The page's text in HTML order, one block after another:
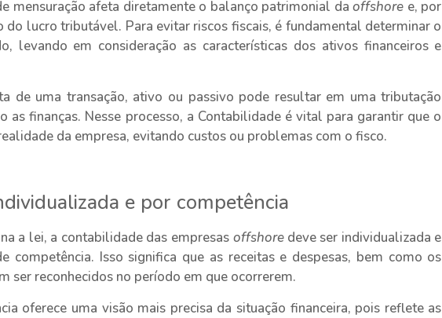
mensuração afeta diretamente o balanço patrimonial daoffshore e, por
do lucro tributável. Para evitar riscos fiscais, é fundamental determinar o
levando em consideração as características dos ativos financeiros e
de uma transação, ativo ou passivo pode resultar em uma tributação
as finanças. Nesse processo, a Contabilidade é vital para garantir que o
da empresa, evitando custos ou problemas com o fisco.
e por competência
a lei, a contabilidade das empresas offshoredeve ser individualizada e
competência. Isso significa que as receitas e despesas, bem como os
ser reconhecidos no período em que ocorrerem.
oferece uma visão mais precisa da situação financeira, pois reflete as